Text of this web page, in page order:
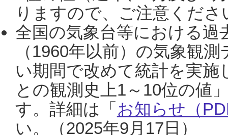
りますので、ご注意くだ
全国の気象台等における過
（1960年以前）の気象観
い期間で改めて統計を実
との観測史上1～10位の値
す。詳細は「 お知らせ（
い。（2025年9月17日）